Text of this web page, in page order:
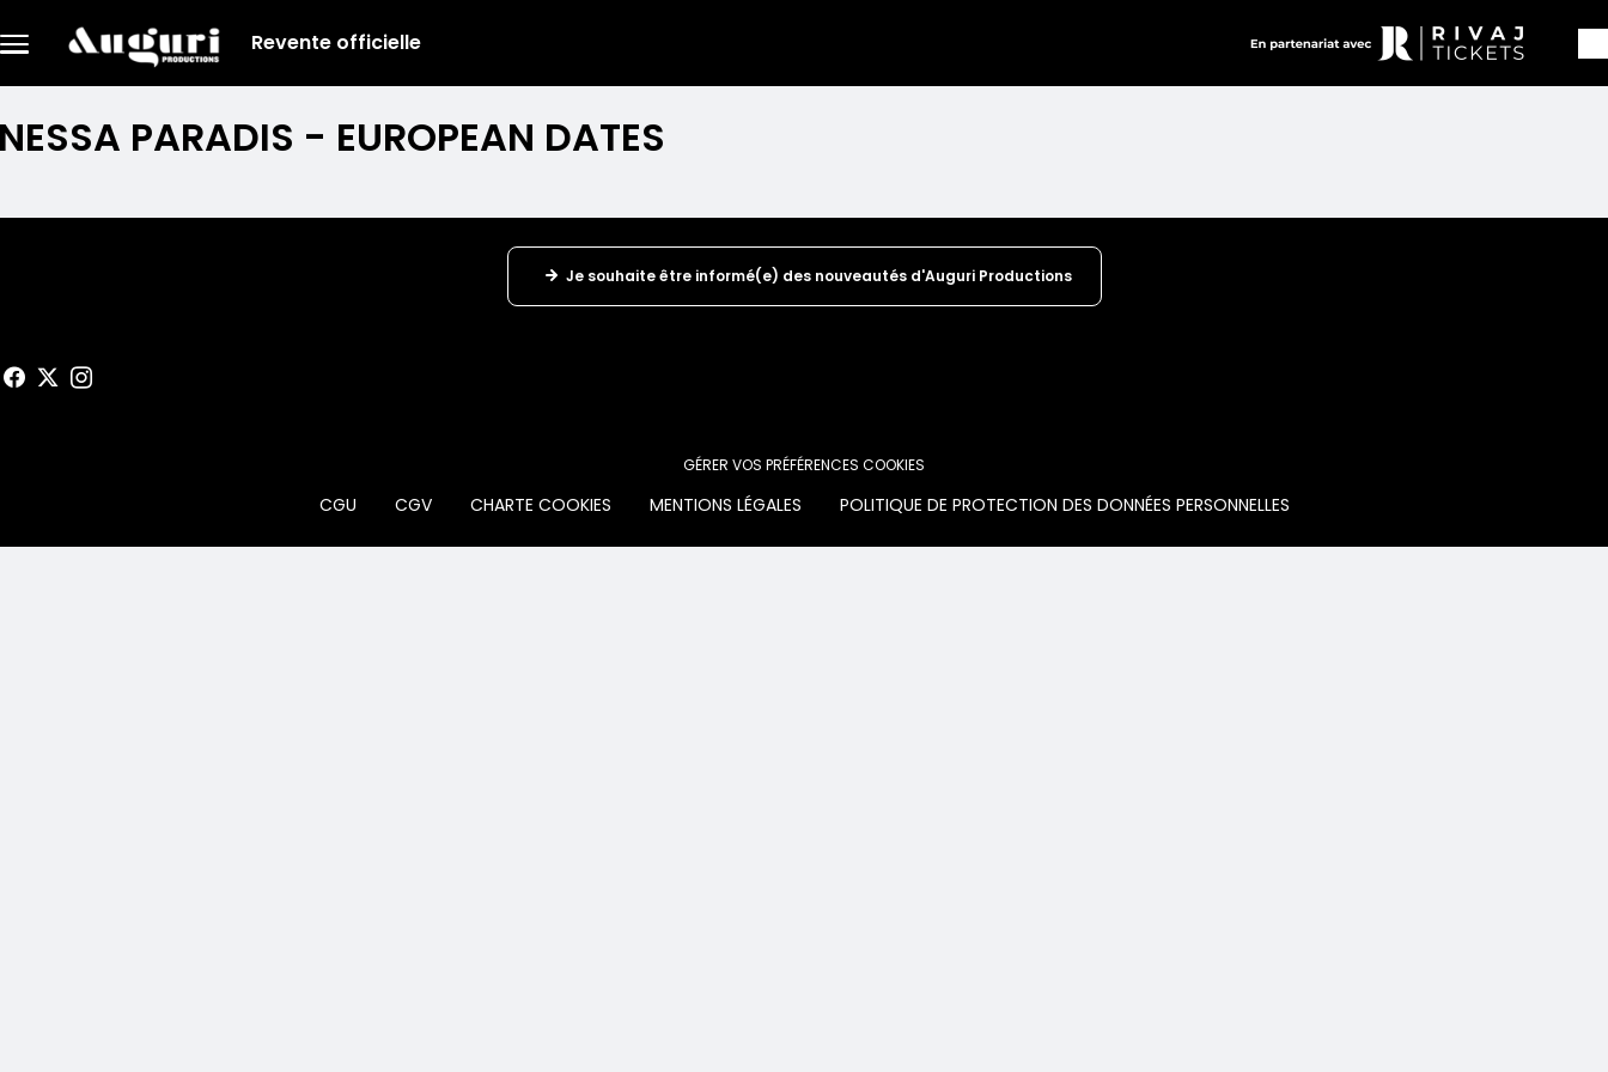
Menu
principal
Revente officielle
PARADIS - EUROPEAN DATES
Je souhaite être informé(e) des nouveautés d'Auguri Productions
GÉRER VOS PRÉFÉRENCES COOKIES
CGU CGV CHARTE COOKIES MENTIONS LÉGALES POLITIQUE DE PROTECTION DES DONNÉES PERSONNELLES